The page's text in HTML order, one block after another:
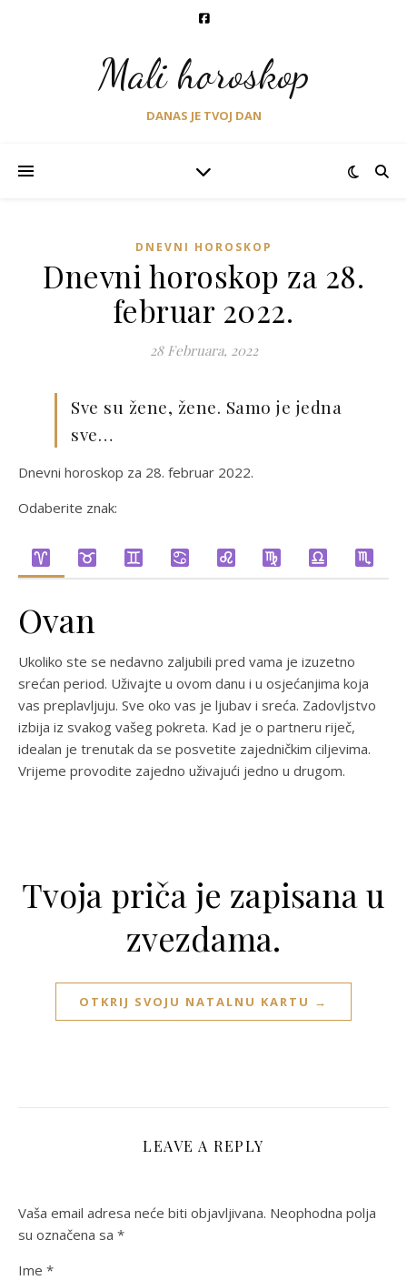
Mali horoskop
DANAS JE TVOJ DAN
DNEVNI HOROSKOP
Dnevni horoskop za 28.
februar 2022.
28 Februara, 2022
Sve su žene, žene. Samo je jedna
sve…
Dnevni horoskop za 28. februar 2022.
Odaberite znak:
Ovan
Ukoliko ste se nedavno zaljubili pred vama je izuzetno
srećan period. Uživajte u ovom danu i u osjećanjima koja
vas preplavljuju. Sve oko vas je ljubav i sreća. Zadovljstvo
izbija iz svakog vašeg pokreta. Kad je o partneru riječ,
idealan je trenutak da se posvetite zajedničkim ciljevima.
Vrijeme provodite zajedno uživajući jedno u drugom.
Tvoja priča je zapisana u
zvezdama.
OTKRIJ SVOJU NATALNU KARTU →
LEAVE A REPLY
Vaša email adresa neće biti objavljivana. Neophodna polja
su označena sa *
Ime *